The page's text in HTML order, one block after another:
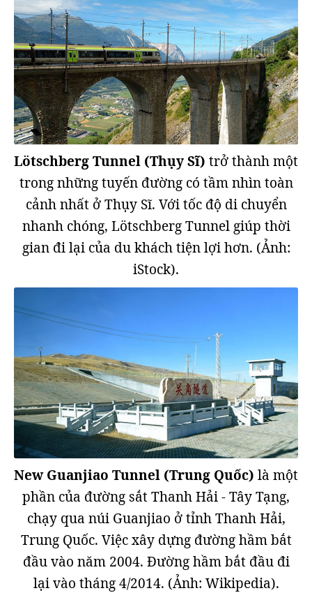
Lötschberg Tunnel (Thụy Sĩ) trở thành một
trong những tuyến đường có tầm nhìn toàn
cảnh nhất ở Thụy Sĩ. Với tốc độ di chuyển
nhanh chóng, Lötschberg Tunnel giúp thời
gian đi lại của du khách tiện lợi hơn. (Ảnh:
iStock).
New Guanjiao Tunnel (Trung Quốc) là một
phần của đường sắt Thanh Hải - Tây Tạng,
chạy qua núi Guanjiao ở tỉnh Thanh Hải,
Trung Quốc. Việc xây dựng đường hầm bắt
đầu vào năm 2004. Đường hầm bắt đầu đi
lại vào tháng 4/2014. (Ảnh: Wikipedia).